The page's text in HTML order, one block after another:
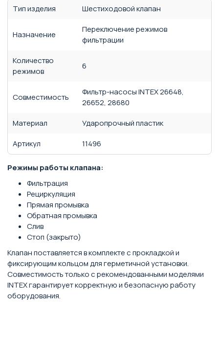
Тип изделия Шестиходовой клапан
Назначение
Переключение режимов
фильтрации
Количество
режимов
6
Совместимость
Фильтр-насосы INTEX 26648,
26652, 28680
Материал
Ударопрочный пластик
Артикул
11496
Режимы работы клапана:
Фильтрация
Рециркуляция
Прямая промывка
Обратная промывка
Слив
Стоп (закрыто)
Клапан поставляется в комплекте с прокладкой и
фиксирующим кольцом для герметичной установки.
Совместимость только с рекомендованными моделями
INTEX гарантирует корректную и безопасную работу
оборудования.